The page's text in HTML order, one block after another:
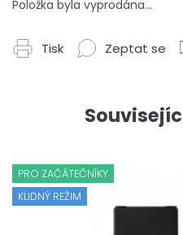
Položka byla vyprodána…
Tisk Zeptat se
PRO ZAČÁTEČNÍKY
KLIDNÝ REŽIM